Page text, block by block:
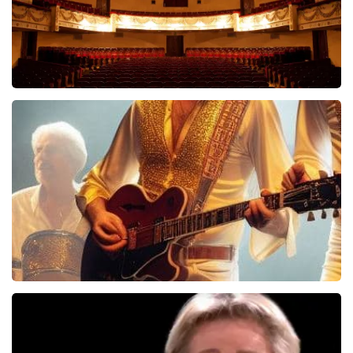
Malle Babbe
704+ reviews
BEKIJKEN
reviews